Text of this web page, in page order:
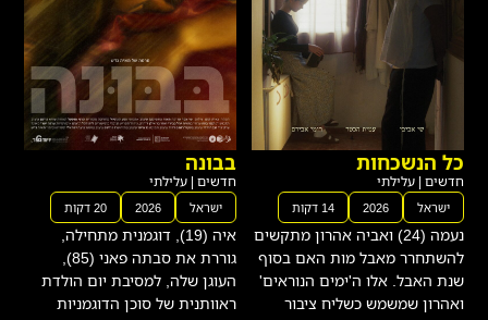
כל הנשכחות
חדשים |עלילתי
ישראל 2026 14 דקות
נעמה (24) ואביה אהרון מתקשים
להשתחרר מאבל מות האם בסוף
שנת האבל. אלו ה'ימים הנוראים'
ואהרון שמשמש כשליח ציבור
בבונה
חדשים | עלילתי
ישראל 2026 20 דקות
איה (19), דוגמנית מתחילה,
גוררת את סבתה פאני (85),
העוגן שלה, למסיבת יום הולדת
ראוותנית של סוכן הדוגמניות